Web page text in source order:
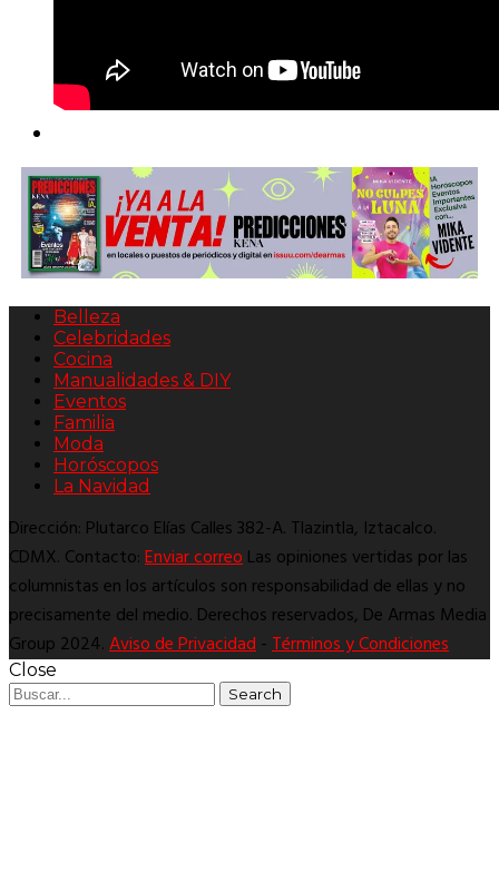
Belleza
Celebridades
Cocina
Manualidades & DIY
Eventos
Familia
Moda
Horóscopos
La Navidad
Dirección: Plutarco Elías Calles 382-A. Tlazintla, Iztacalco.
CDMX. Contacto:Enviar correoLas opiniones vertidas por las
columnistas en los artículos son responsabilidad de ellas y no
precisamente del medio. Derechos reservados, De Armas Media
Group 2024.Aviso de Privacidad-Términos y Condiciones
Close